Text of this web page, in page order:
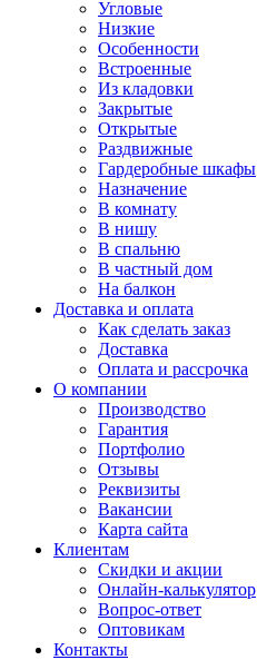
Угловые
Низкие
Особенности
Встроенные
Из кладовки
Закрытые
Открытые
Раздвижные
Гардеробные шкафы
Назначение
В комнату
В нишу
В спальню
В частный дом
На балкон
Доставка и оплата
Как сделать заказ
Доставка
Оплата и рассрочка
О компании
Производство
Гарантия
Портфолио
Отзывы
Реквизиты
Вакансии
Карта сайта
Клиентам
Скидки и акции
Онлайн-калькулятор
Вопрос-ответ
Оптовикам
Контакты